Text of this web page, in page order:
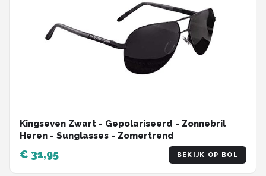
Kingseven Zwart - Gepolariseerd - Zonnebril
Heren - Sunglasses - Zomertrend
€ 31,95 BEKIJK OP BOL